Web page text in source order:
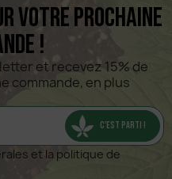
votre prochaine
!
et recevez 15% de
commande, en plus
C'EST PARTI !
et la politique de